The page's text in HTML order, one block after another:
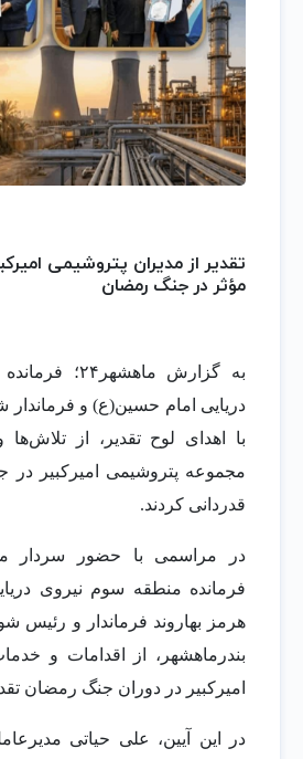
تقدیر از مدیران پتروشیمی
مؤثر در جنگ رمضان
به گزارش
دریایی امام حسین(ع) و فرماندار
با اهدای لوح تقدیر، از
مجموعه پتروشیمی امیرکبیر
قدردانی کردند.
در مراسمی با حضور سردار
فرمانده منطقه سوم نیروی
هرمز بهاروند فرماندار و رئیس
بندرماهشهر، از اقدامات و
امیرکبیر در دوران جنگ رمضان
در این آیین، علی حیاتی